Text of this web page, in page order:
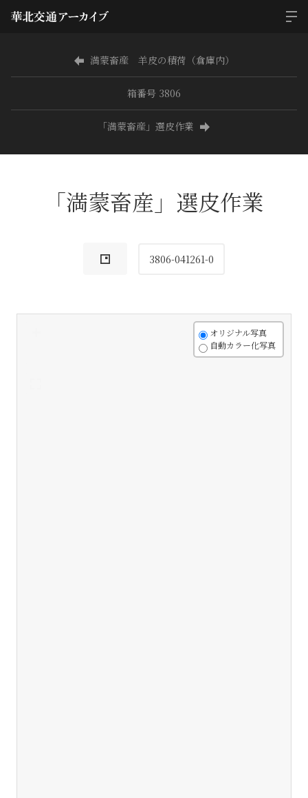
満蒙畜産 羊皮の積荷（倉庫内）
箱番号 3806
「満蒙畜産」選皮作業
「満蒙畜産」選皮作業
3806-041261-0
オリジナル写真
自動カラー化写真